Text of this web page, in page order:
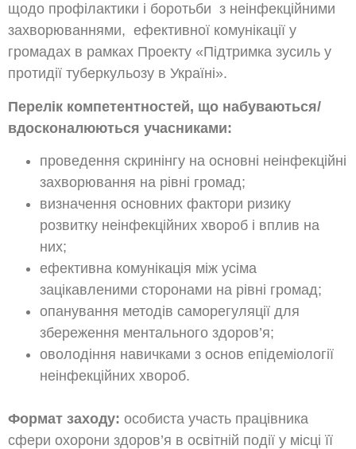
щодо профілактики і боротьби з неінфекційними
захворюваннями, ефективної комунікації у
громадах в рамках Проекту «Підтримка зусиль у
протидії туберкульозу в Україні».
Перелік компетентностей, що набуваються/
вдосконалюються учасниками:
проведення скринінгу на основні неінфекційні
захворювання на рівні громад;
визначення основних фактори ризику
розвитку неінфекційних хвороб і вплив на
них;
ефективна комунікація між усіма
зацікавленими сторонами на рівні громад;
опанування методів саморегуляції для
збереження ментального здоров’я;
оволодіння навичками з основ епідеміології
неінфекційних хвороб.
Формат заходу: особиста участь працівника
сфери охорони здоров’я в освітній події у місці її